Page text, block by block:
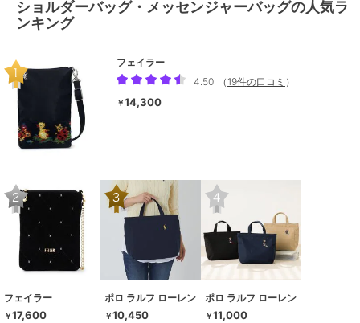
ショルダーバッグ・メッセンジャーバッグの人気ラ
ンキング
フェイラー
4.50
（ 19件の口コミ ）
￥14,300
フェイラー
￥17,600
ポロ ラルフ ローレン
￥10,450
ポロ ラルフ ローレン
￥11,000